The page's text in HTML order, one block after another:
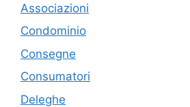
Associazioni
Condominio
Consegne
Consumatori
Deleghe